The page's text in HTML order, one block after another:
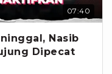
07:40
Nasib
Dipecat